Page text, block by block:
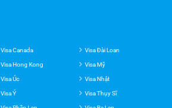
Visa Canada Visa Đài Loan
Visa Hong Kong Visa Mỹ
Visa Úc Visa Nhật